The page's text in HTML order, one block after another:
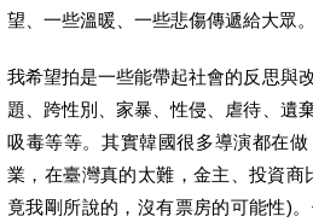
望、一些溫暖、一些悲傷傳遞給大眾。
我希望拍是一些能帶起社會的反思與
題、跨性別、家暴、性侵、虐待、遺
吸毒等等。其實韓國很多導演都在
業，在臺灣真的太難，金主、投資
竟我剛所說的，沒有票房的可能性)